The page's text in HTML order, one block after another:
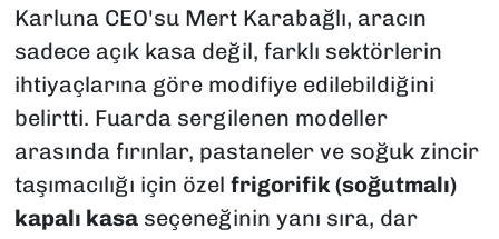
Karluna CEO'su Mert Karabağlı, aracın
sadece açık kasa değil, farklı sektörlerin
ihtiyaçlarına göre modifiye edilebildiğini
belirtti. Fuarda sergilenen modeller
arasında fırınlar, pastaneler ve soğuk zincir
taşımacılığı için özel frigorifik (soğutmalı)
kapalı kasaseçeneğinin yanı sıra, dar